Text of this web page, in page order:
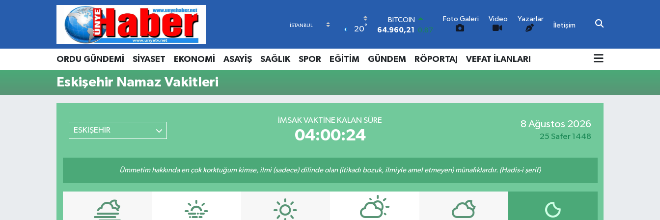
20°
BITCOIN
64.960,21
0.87
47,7436 0.18
EURO
55,2510 0.32
GRAM ALTIN
Foto Galeri Video
Yazarlar
İletişim
ORDU GÜNDEMİ SİYASET EKONOMİ ASAYİŞ SAĞLIK SPOR EĞİTİM GÜNDEM RÖPORTAJ VEFAT İLANLARI
Eskişehir Namaz Vakitleri
ESKİŞEHİR
İMSAK VAKTINE KALAN SÜRE
04:00:24
8 Ağustos 2026
25 Safer 1448
Ümmetim hakkında en çok korktuğum kimse, ilmi (sadece) dilinde olan (itikadı bozuk, ilmiyle amel etmeyen) münafıklardır. (Hadis-i şerif)
Hava Durumu
Trafik Durumu
Süper Lig Puan Durumu ve Fikstür
Son Dakika Haberleri